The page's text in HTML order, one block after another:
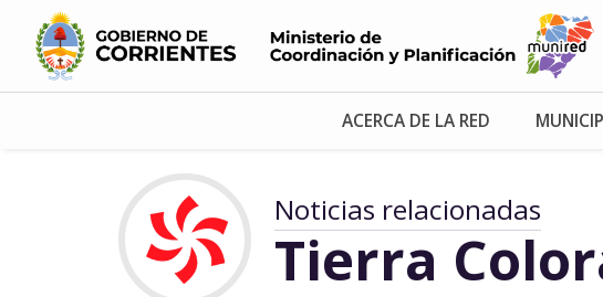
ACERCA DE LA RED
Noticias relacionadas
Tierra